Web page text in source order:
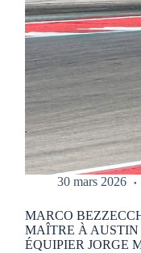
30 mars 2026
MARCO
MAÎTRE À
ÉQUIPIER JORGE